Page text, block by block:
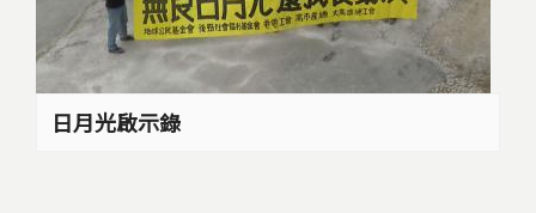
日月光啟示錄